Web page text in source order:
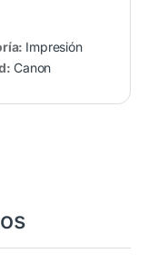
Impresión
Canon